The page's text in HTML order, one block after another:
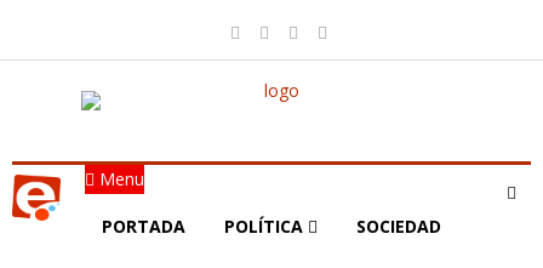
Menu
PORTADA POLÍTICA SOCIEDAD